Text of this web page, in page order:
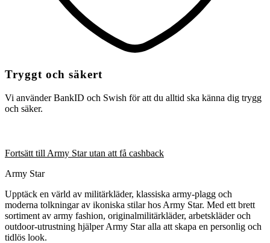
Tryggt och säkert
Vi använder BankID och Swish för att du alltid ska känna dig trygg
och säker.
Fortsätt till Army Star utan att få cashback
Army Star
Upptäck en värld av militärkläder, klassiska army-plagg och
moderna tolkningar av ikoniska stilar hos Army Star. Med ett brett
sortiment av army fashion, originalmilitärkläder, arbetskläder och
outdoor-utrustning hjälper Army Star alla att skapa en personlig och
tidlös look.